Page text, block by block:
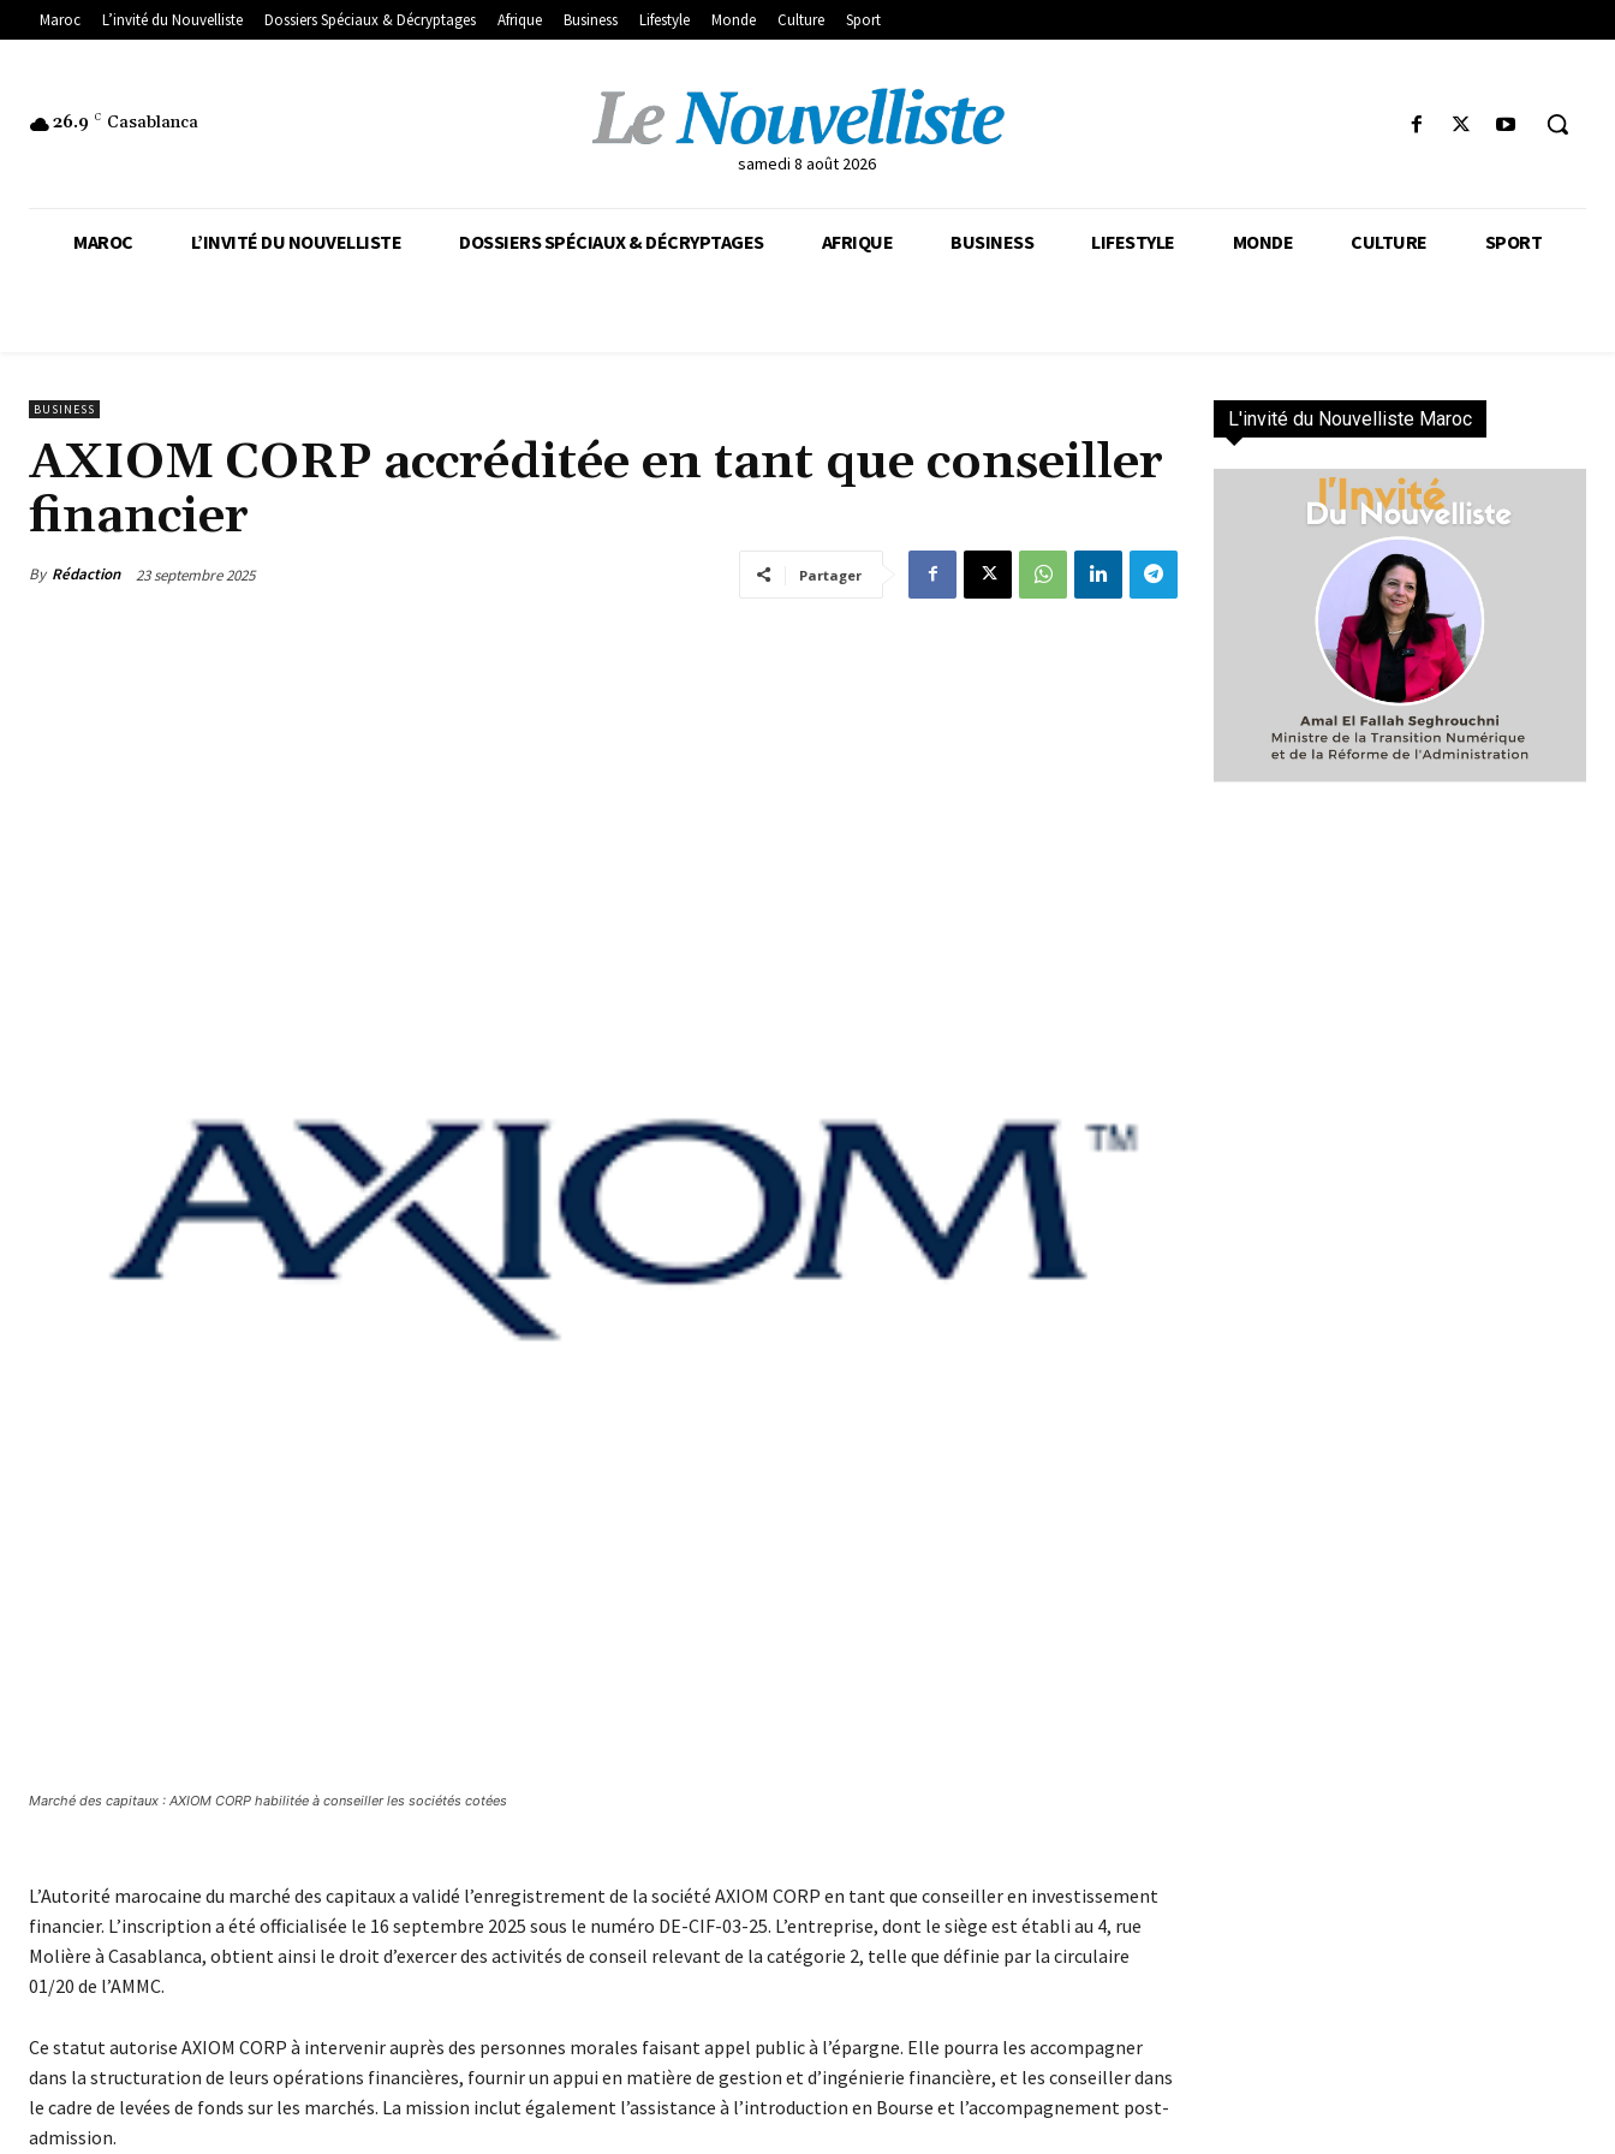
Maroc L’invité du Nouvelliste Dossiers Spéciaux & Décryptages Afrique Business Lifestyle Monde Culture Sport
26.9 C Casablanca
samedi 8 août 2026
MAROC L’INVITÉ DU NOUVELLISTE DOSSIERS SPÉCIAUX & DÉCRYPTAGES AFRIQUE BUSINESS LIFESTYLE MONDE CULTURE SPORT
BUSINESS
AXIOM CORP accréditée en tant que conseiller
financier
By Rédaction 23 septembre 2025 Partager
Marché des capitaux : AXIOM CORP habilitée à conseiller les sociétés cotées
L’Autorité marocaine du marché des capitaux a validé l’enregistrement de la société AXIOM CORP en tant que conseiller en investissement
financier. L’inscription a été officialisée le 16 septembre 2025 sous le numéro DE-CIF-03-25. L’entreprise, dont le siège est établi au 4, rue
Molière à Casablanca, obtient ainsi le droit d’exercer des activités de conseil relevant de la catégorie 2, telle que définie par la circulaire
01/20 de l’AMMC.
Ce statut autorise AXIOM CORP à intervenir auprès des personnes morales faisant appel public à l’épargne. Elle pourra les accompagner
dans la structuration de leurs opérations financières, fournir un appui en matière de gestion et d’ingénierie financière, et les conseiller dans
le cadre de levées de fonds sur les marchés. La mission inclut également l’assistance à l’introduction en Bourse et l’accompagnement post-
admission.
L'invité du Nouvelliste Maroc